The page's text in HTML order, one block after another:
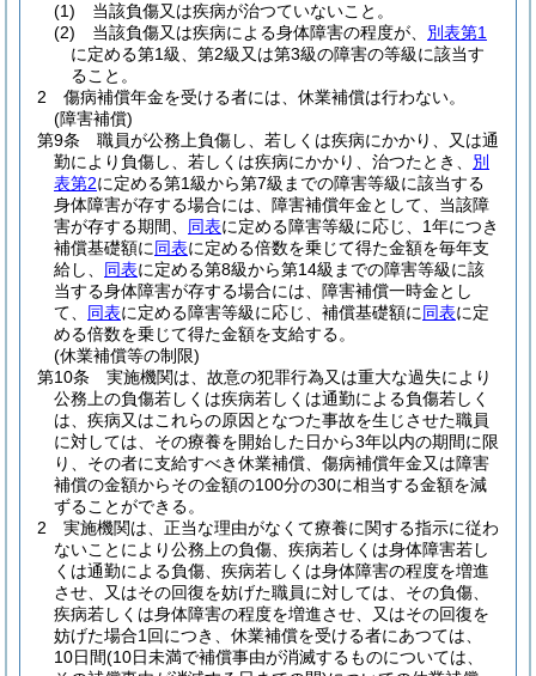
(1)
当該負傷又は疾病が治つていないこと。
(2)
当該負傷又は疾病による身体障害の程度が、 別表第1
に定める第1級、第2級又は第3級の障害の等級に該当す
ること。
2
傷病補償年金を受ける者には、休業補償は行わない。
(障害補償)
第9条
職員が公務上負傷し、若しくは疾病にかかり、又は通
勤により負傷し、若しくは疾病にかかり、治つたとき、 別
表第2に定める第1級から第7級までの障害等級に該当する
身体障害が存する場合には、障害補償年金として、当該障
害が存する期間、 同表に定める障害等級に応じ、1年につき
補償基礎額に同表に定める倍数を乗じて得た金額を毎年支
給し、 同表に定める第8級から第14級までの障害等級に該
当する身体障害が存する場合には、障害補償一時金とし
て、 同表に定める障害等級に応じ、補償基礎額に同表に定
める倍数を乗じて得た金額を支給する。
(休業補償等の制限)
第10条
実施機関は、故意の犯罪行為又は重大な過失により
公務上の負傷若しくは疾病若しくは通勤による負傷若しく
は、疾病又はこれらの原因となつた事故を生じさせた職員
に対しては、その療養を開始した日から3年以内の期間に限
り、その者に支給すべき休業補償、傷病補償年金又は障害
補償の金額からその金額の100分の30に相当する金額を減
ずることができる。
2
実施機関は、正当な理由がなくて療養に関する指示に従わ
ないことにより公務上の負傷、疾病若しくは身体障害若し
くは通勤による負傷、疾病若しくは身体障害の程度を増進
させ、又はその回復を妨げた職員に対しては、その負傷、
疾病若しくは身体障害の程度を増進させ、又はその回復を
妨げた場合1回につき、休業補償を受ける者にあつては、
10日間(10日未満で補償事由が消滅するものについては、